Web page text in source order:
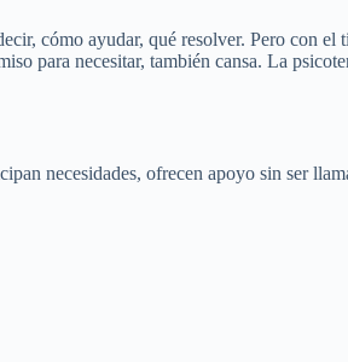
cómo ayudar, qué resolver. Pero con el
para necesitar, también cansa. La
necesidades, ofrecen apoyo sin ser